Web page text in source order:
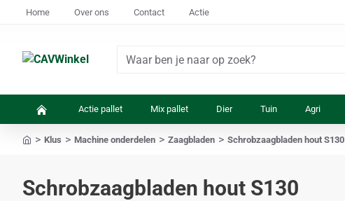
Home Over ons Contact Actie
Waar
op
Actie pallet Mix pallet Dier Tuin Agri
Schrobzaagbladen hout S130
Klus Machine onderdelen Zaagbladen Schrobzaagbladen hout S130